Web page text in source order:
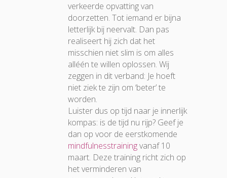
verkeerde opvatting van
doorzetten. Tot iemand er bijna
letterlijk bij neervalt. Dan pas
realiseert hij zich dat het
misschien niet slim is om alles
alléén te willen oplossen. Wij
zeggen in dit verband: Je hoeft
niet ziek te zijn om ‘beter’ te
worden.
Luister dus op tijd naar je innerlijk
kompas: is de tijd nu rijp? Geef je
dan op voor de eerstkomende
mindfulnesstrainingvanaf 10
maart. Deze training richt zich op
het verminderen van